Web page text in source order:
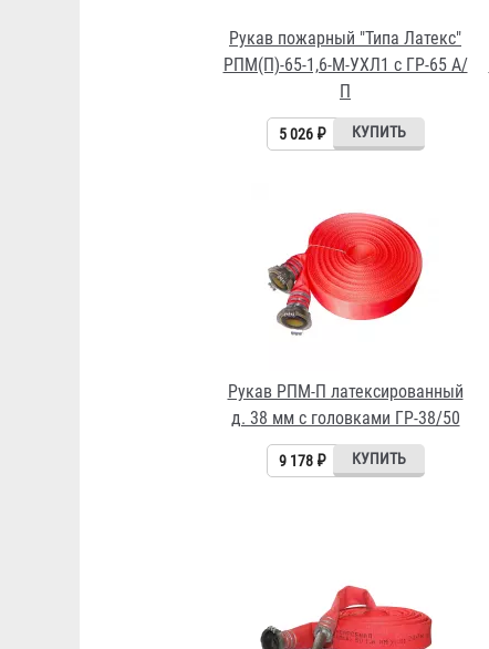
Рукав пожарный "Типа Латекс"
РПМ(П)-65-1,6-М-УХЛ1 с ГР-65 А/
П
5 026 ₽
Рукав РПМ-П латексированный
д. 38 мм с головками ГР-38/50
9 178 ₽